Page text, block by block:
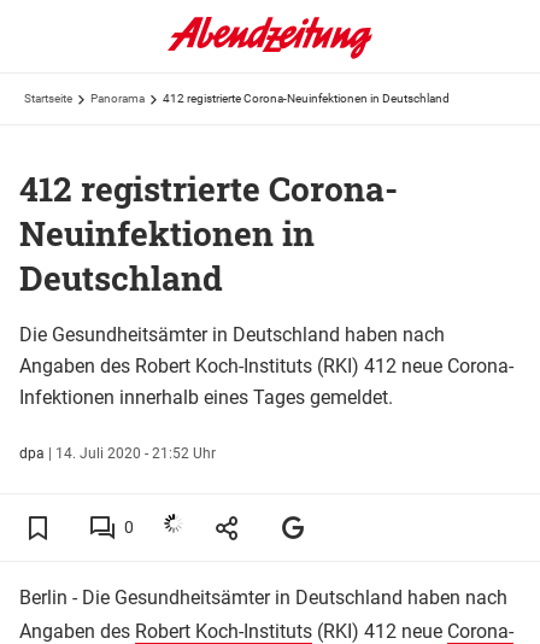
Startseite Panorama 412 registrierte Corona-Neuinfektionen in Deutschland
412 registrierte Corona-
Neuinfektionen in
Deutschland
Die Gesundheitsämter in Deutschland haben nach
Angaben des Robert Koch-Instituts (RKI) 412 neue Corona-
Infektionen innerhalb eines Tages gemeldet.
dpa | 14. Juli 2020 - 21:52 Uhr
0
Berlin - Die Gesundheitsämter in Deutschland haben nach
Angaben des Robert Koch-Instituts (RKI) 412 neue Corona-